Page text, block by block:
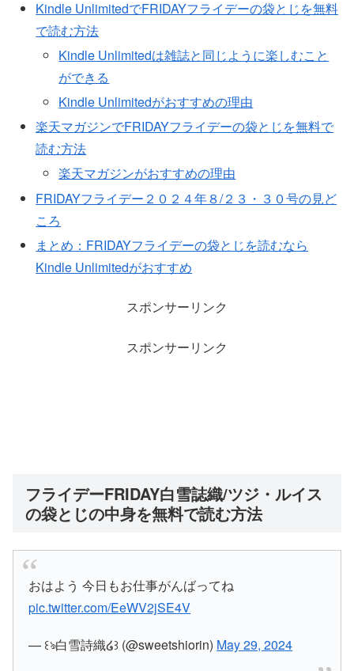
Kindle UnlimitedでFRIDAYフライデーの袋とじを無料
で読む方法
Kindle Unlimitedは雑誌と同じように楽しむこと
ができる
Kindle Unlimitedがおすすめの理由
楽天マガジンでFRIDAYフライデーの袋とじを無料で
読む方法
楽天マガジンがおすすめの理由
FRIDAYフライデー２０２４年８/２３・３０号の見ど
ころ
まとめ：FRIDAYフライデーの袋とじを読むなら
Kindle Unlimitedがおすすめ
スポンサーリンク
スポンサーリンク
フライデーFRIDAY白雪誌織/ツジ・ルイス
の袋とじの中身を無料で読む方法
おはよう 今日もお仕事がんばってね
pic.twitter.com/EeWV2jSE4V
— ꒰ঌ白雪詩織໒꒱ (@sweetshiorin) May 29, 2024